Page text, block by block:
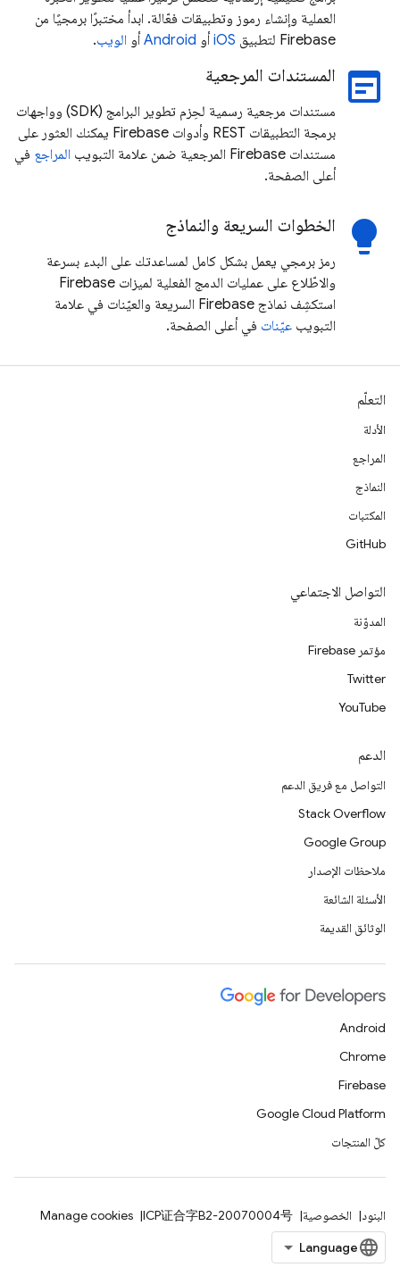
العملية وإنشاء رموز وتطبيقات فعّالة. ابدأ مختبرًا برمجيًا من
Firebase لتطبيق
iOS أو Android أو الويب.
wysiwyg المستندات المرجعية
مستندات مرجعية رسمية لحِزم تطوير البرامج (SDK) وواجهات
برمجة التطبيقات REST وأدوات Firebase يمكنك العثور على
مستندات Firebase المرجعية ضمن علامة التبويب
المراجع في
أعلى الصفحة.
lightbulb الخطوات السريعة والنماذج
رمز برمجي يعمل بشكل كامل لمساعدتك على البدء بسرعة
والاطّلاع على عمليات الدمج الفعلية لميزات Firebase
استكشِف نماذج Firebase السريعة والعيّنات في علامة
التبويب عيّنات في أعلى الصفحة.
التعلّم
الأدلة
المراجع
النماذج
المكتبات
GitHub
التواصل الاجتماعي
المدوّنة
مؤتمر Firebase
Twitter
YouTube
الدعم
التواصل مع فريق الدعم
Stack Overflow
Google Group
ملاحظات الإصدار
الأسئلة الشائعة
الوثائق القديمة
Android
Chrome
Firebase
Google Cloud Platform
كلّ المنتجات
البنود الخصوصية ICP证合字B2-20070004号
Manage cookies